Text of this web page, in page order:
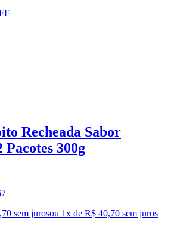
Recheada Sabor
300g
sem jurosou 1x de R$ 40,70 sem juros